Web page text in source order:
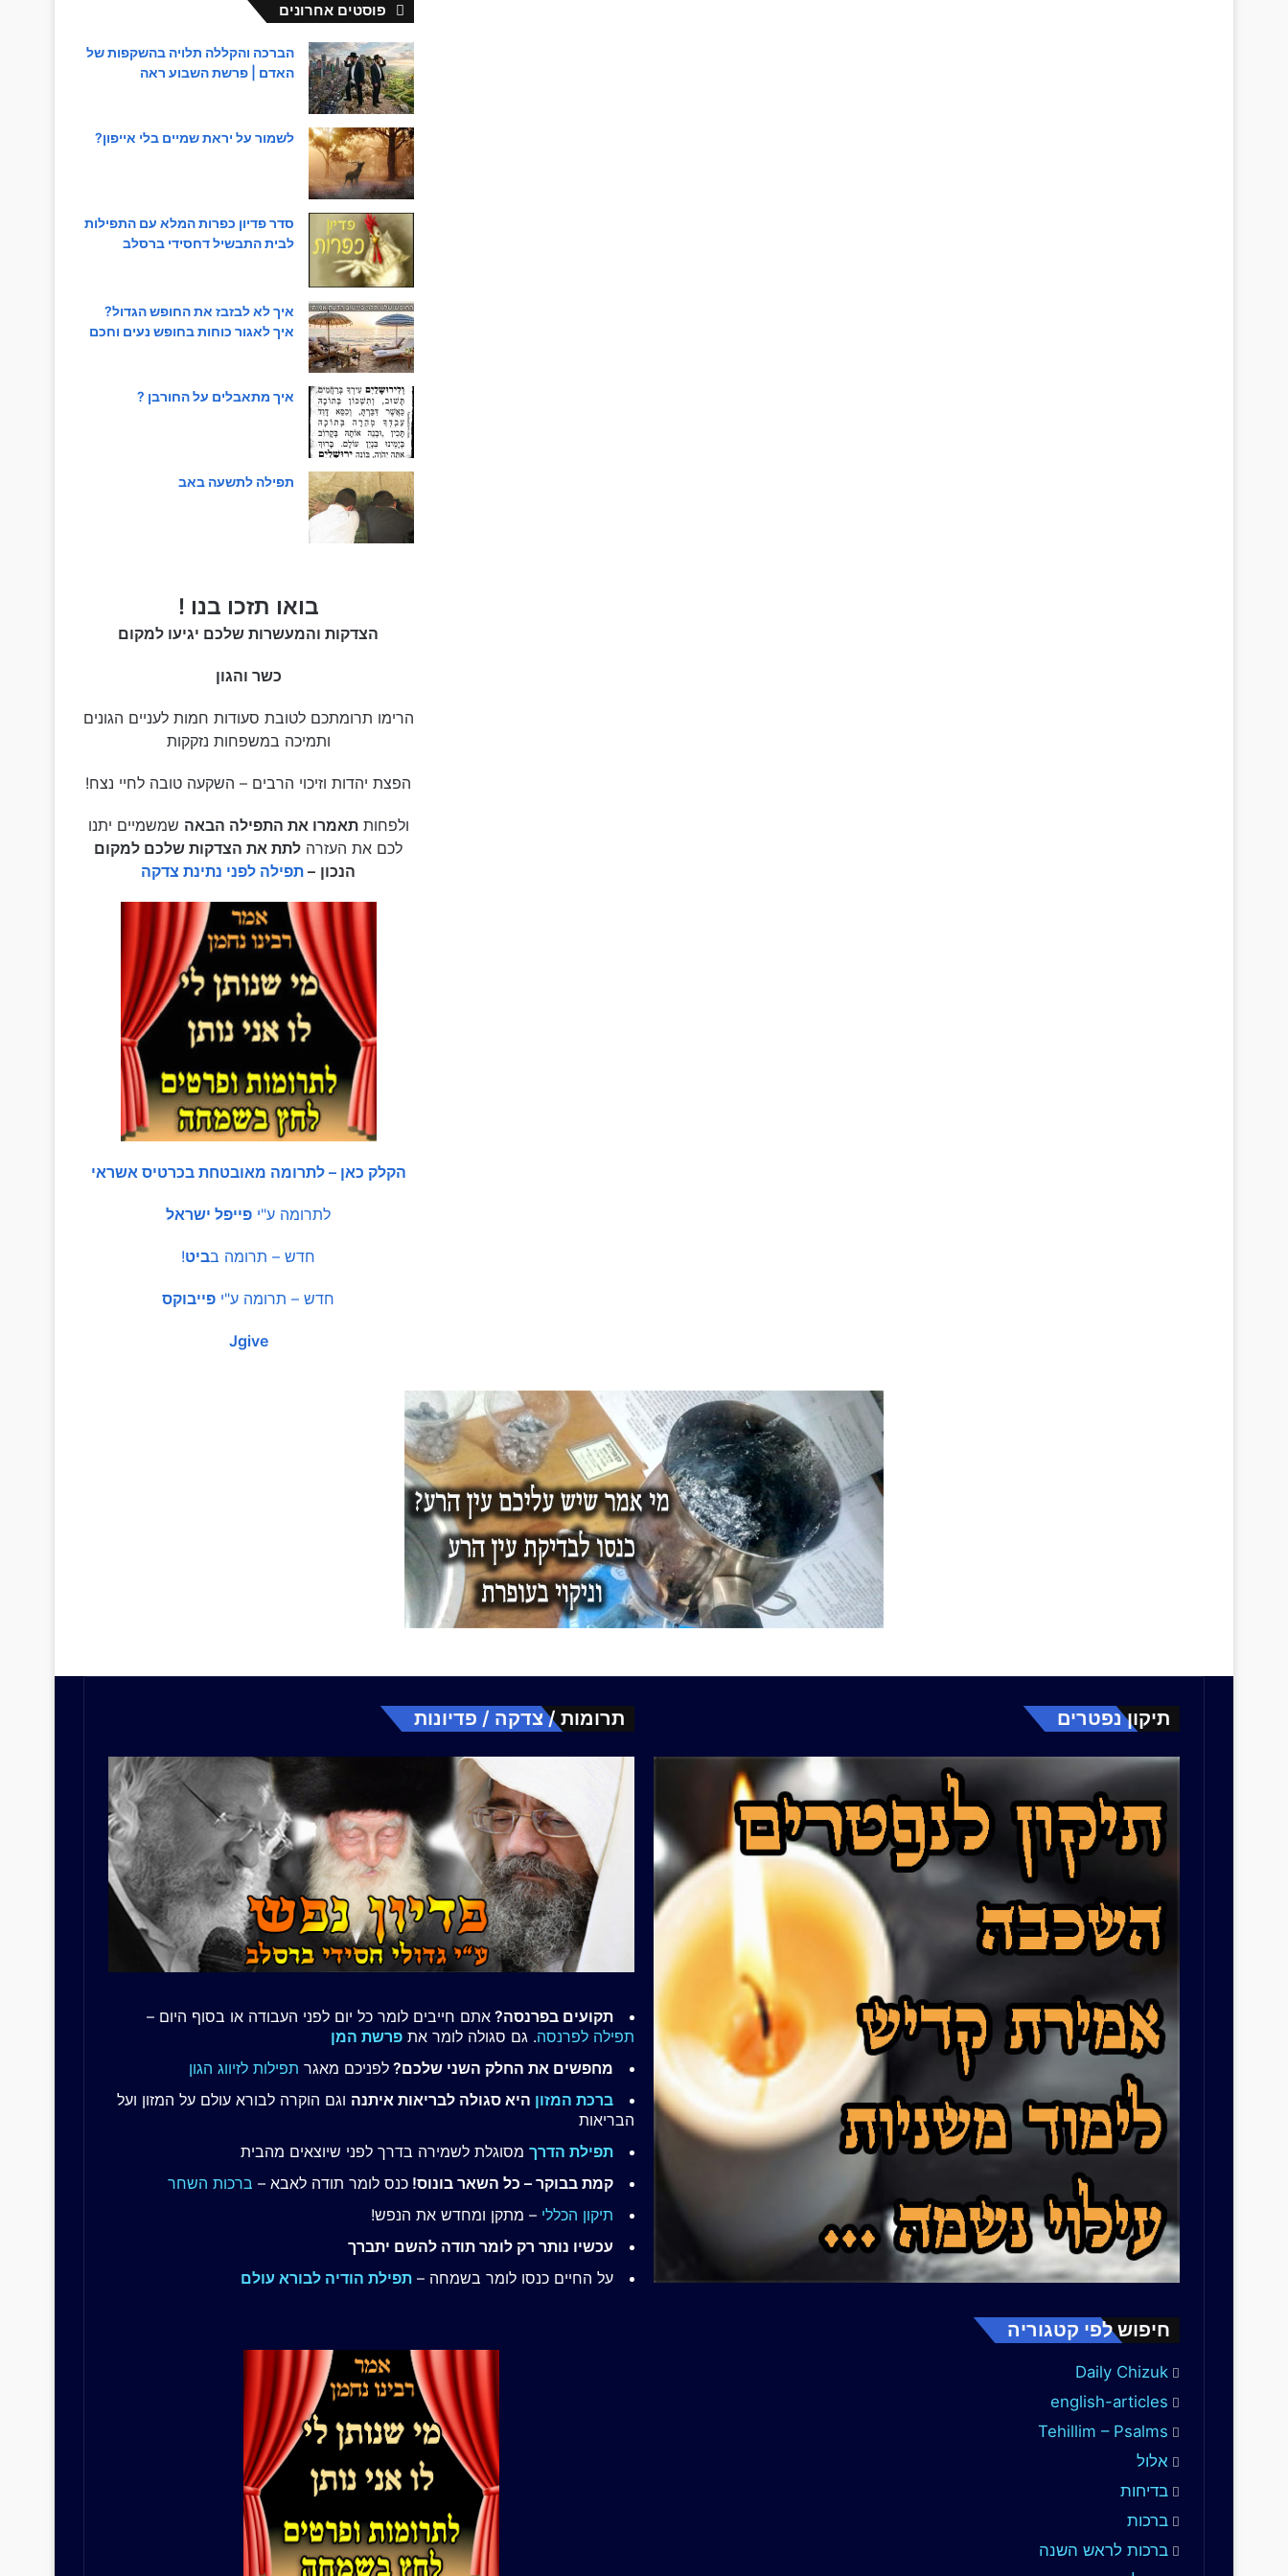
פוסטים אחרונים
הברכה והקללה תלויה בהשקפות של
האדם | פרשת השבוע ראה
לשמור על יראת שמיים בלי אייפון?
סדר פדיון כפרות המלא עם התפילות
לבית התבשיל דחסידי ברסלב
איך לא לבזבז את החופש הגדול?
איך לאגור כוחות בחופש נעים וחכם
איך מתאבלים על החורבן ?
תפילה לתשעה באב
בואו תזכו בנו !
הצדקות והמעשרות שלכם יגיעו למקום
כשר והגון
הרימו תרומתכם לטובת סעודות חמות לעניים הגונים
ותמיכה במשפחות נזקקות
הפצת יהדות וזיכוי הרבים – השקעה טובה לחיי נצח!
ולפחותתאמרו את התפילה הבאה שמשמיים יתנו
לכם את העזרה לתת את הצדקות שלכם למקום
הנכון – תפילה לפני נתינת צדקה
הקלק כאן – לתרומה מאובטחת בכרטיס אשראי
לתרומה ע"י פייפל ישראל
חדש – תרומה בביט!
חדש – תרומה ע"י פייבוקס
Jgive
תיקון נפטרים
חיפוש לפי קטגוריה
Daily Chizuk
english-articles
Tehillim – Psalms
אלול
בדיחות
ברכות
ברכות לראש השנה
תרומות / צדקה / פדיונות
תקועים בפרנסה? אתם חייבים לומר כל יום לפני העבודה או בסוף היום –
תפילה לפרנסה. גם סגולה לומר את פרשת המן
מחפשים את החלק השני שלכם? לפניכם מאגר תפילות לזיווג הגון
ברכת המזון היא סגולה לבריאות איתנה וגם הוקרה לבורא עולם על המזון ועל
הבריאות
תפילת הדרך מסוגלת לשמירה בדרך לפני שיוצאים מהבית
קמת בבוקר – כל השאר בונוס! כנס לומר תודה לאבא – ברכות השחר
תיקון הכללי – מתקן ומחדש את הנפש!
עכשיו נותר רק לומר תודה להשם יתברך
על החיים כנסו לומר בשמחה – תפילת הודיה לבורא עולם